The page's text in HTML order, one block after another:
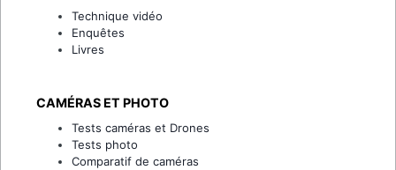
Technique vidéo
Enquêtes
Livres
CAMÉRAS ET PHOTO
Tests caméras et Drones
Tests photo
Comparatif de caméras